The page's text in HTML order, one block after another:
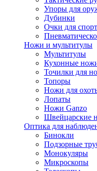
Упоры для
Дубинки
Очки для
Ножи и мультитулы
Мультитулы
Кухонные
Точилки для
Топоры
Ножи для
Лопаты
Ножи Ganzo
Швейцарские
Оптика для
Бинокли
Подзорные
Монокуляры
Микроскопы